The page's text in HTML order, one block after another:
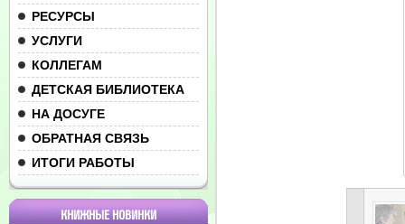
РЕСУРСЫ
УСЛУГИ
КОЛЛЕГАМ
ДЕТСКАЯ БИБЛИОТЕКА
НА ДОСУГЕ
ОБРАТНАЯ СВЯЗЬ
ИТОГИ РАБОТЫ
КНИЖНЫЕ НОВИНКИ